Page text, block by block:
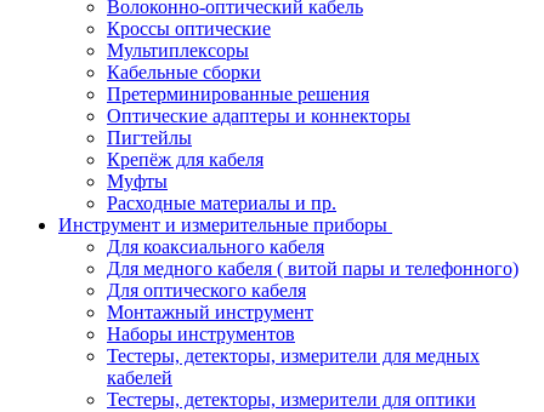
Волоконно-оптический кабель
Кроссы оптические
Мультиплексоры
Кабельные сборки
Претерминированные решения
Оптические адаптеры и коннекторы
Пигтейлы
Крепёж для кабеля
Муфты
Расходные материалы и пр.
Инструмент и измерительные приборы
Для коаксиального кабеля
Для медного кабеля ( витой пары и телефонного)
Для оптического кабеля
Монтажный инструмент
Наборы инструментов
Тестеры, детекторы, измерители для медных
кабелей
Тестеры, детекторы, измерители для оптики